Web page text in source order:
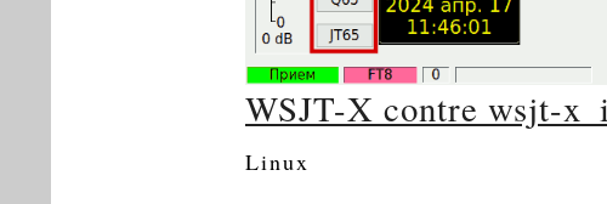
WSJT-X contre wsjt-
Linux